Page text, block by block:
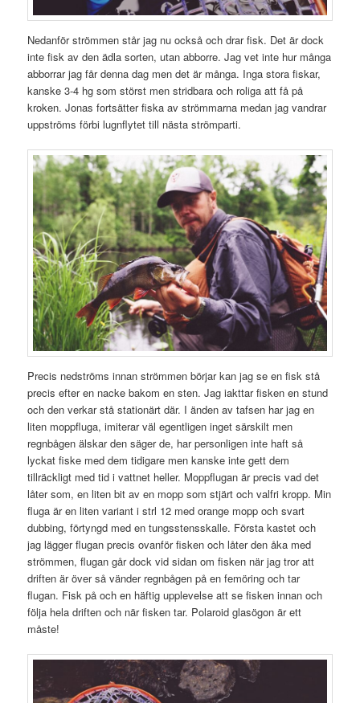
Nedanför strömmen står jag nu också och drar fisk. Det är dock
inte fisk av den ädla sorten, utan abborre. Jag vet inte hur många
abborrar jag får denna dag men det är många. Inga stora fiskar,
kanske 3-4 hg som störst men stridbara och roliga att få på
kroken. Jonas fortsätter fiska av strömmarna medan jag vandrar
uppströms förbi lugnflytet till nästa strömparti.
Precis nedströms innan strömmen börjar kan jag se en fisk stå
precis efter en nacke bakom en sten. Jag iakttar fisken en stund
och den verkar stå stationärt där. I änden av tafsen har jag en
liten moppfluga, imiterar väl egentligen inget särskilt men
regnbågen älskar den säger de, har personligen inte haft så
lyckat fiske med dem tidigare men kanske inte gett dem
tillräckligt med tid i vattnet heller. Moppflugan är precis vad det
låter som, en liten bit av en mopp som stjärt och valfri kropp. Min
fluga är en liten variant i strl 12 med orange mopp och svart
dubbing, förtyngd med en tungsstensskalle. Första kastet och
jag lägger flugan precis ovanför fisken och låter den åka med
strömmen, flugan går dock vid sidan om fisken när jag tror att
driften är över så vänder regnbågen på en femöring och tar
flugan. Fisk på och en häftig upplevelse att se fisken innan och
följa hela driften och när fisken tar. Polaroid glasögon är ett
måste!